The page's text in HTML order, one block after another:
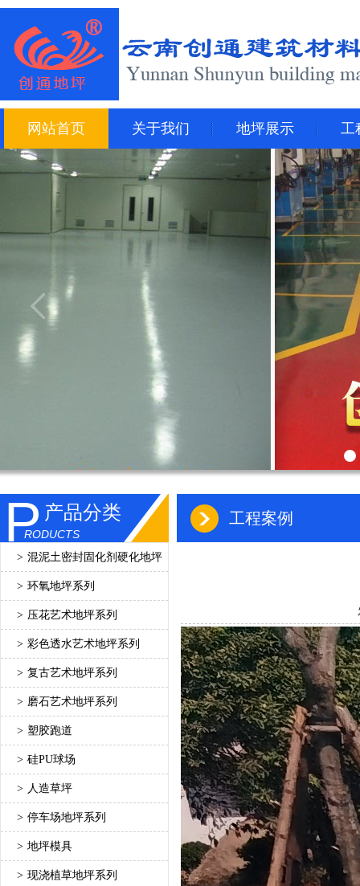
网站首页 关于我们 地坪展示 工
P产品分类
RODUCTS
> 混泥土密封固化剂硬化地坪
> 环氧地坪系列
> 压花艺术地坪系列
> 彩色透水艺术地坪系列
> 复古艺术地坪系列
> 磨石艺术地坪系列
> 塑胶跑道
> 硅PU球场
> 人造草坪
> 停车场地坪系列
> 地坪模具
> 现浇植草地坪系列
工程案例